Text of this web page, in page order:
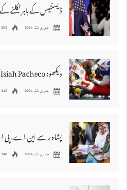
ڈیسنٹیس کے باہر نکلنے
جنوري 22, 2024 202 مناظر
دیکھو: Isiah Pacheco کا ٹچ ڈاؤن جس نے کنساس سٹی چیفس کا AFC مستقبل بدل دیا۔
جنوري 22, 2024 245 مناظر
پشاور سے این اے، پی
جنوري 22, 2024 240 مناظر